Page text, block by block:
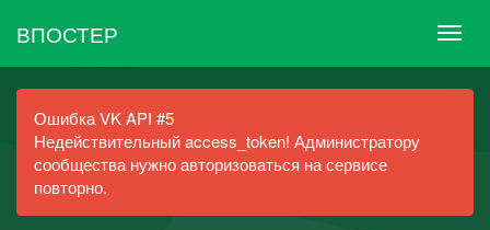
ВПОСТЕР
Ошибка VK API #5
Недействительный access_token! Администратору
сообщества нужно авторизоваться на сервисе
повторно.